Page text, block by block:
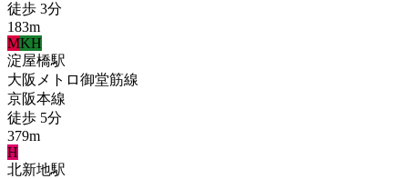
徒歩 3分
183m
MKH
淀屋橋駅
大阪メトロ御堂筋線
京阪本線
徒歩 5分
379m
H
北新地駅